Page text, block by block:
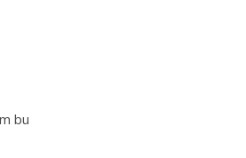
bu